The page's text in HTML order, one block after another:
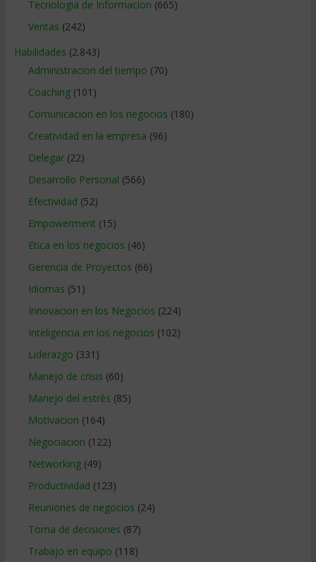
Tecnologia de Informacion (665)
Ventas (242)
Habilidades (2.843)
Administracion del tiempo (70)
Coaching(101)
Comunicacion en los negocios (180)
Creatividad en la empresa (96)
Delegar(22)
Desarrollo Personal (566)
Efectividad (52)
Empowerment (15)
Etica en los negocios (46)
Gerencia de Proyectos (66)
Idiomas (51)
Innovacion en los Negocios (224)
Inteligencia en los negocios (102)
Liderazgo (331)
Manejo de crisis (60)
Manejo del estrés (85)
Motivacion (164)
Negociacion (122)
Networking(49)
Productividad (123)
Reuniones de negocios (24)
Toma de decisiones (87)
Trabajo en equipo (118)